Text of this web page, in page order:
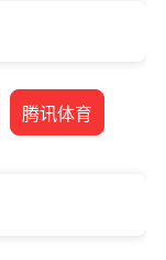
腾讯体育